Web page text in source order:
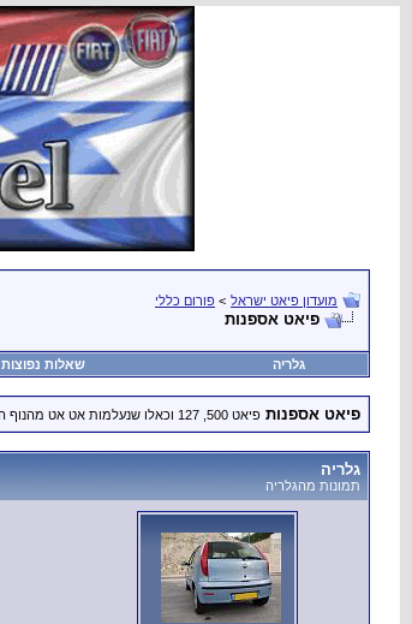
מועדון פיאט ישראל > פורום כללי
פיאט אספנות
גלריה שאלות נפוצות
פיאט אספנות פיאט 500, 127 וכאלו שנעלמות אט אט מהנוף הארץ ישראלי.
גלריה
תמונות מהגלריה